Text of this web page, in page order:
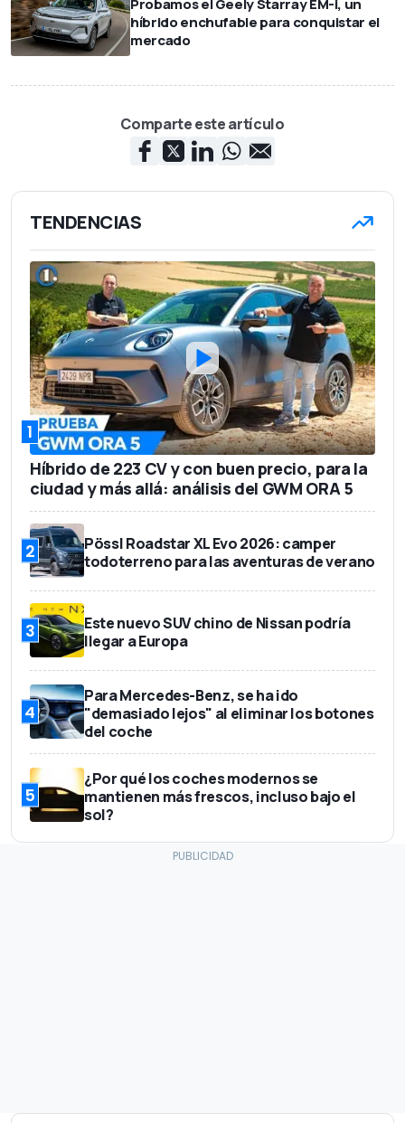
Probamos el Geely Starray EM-i, un
híbrido enchufable para conquistar el
mercado
Comparte este artículo
TENDENCIAS
1
Híbrido de 223 CV y con buen precio, para la
ciudad y más allá: análisis del GWM ORA 5
2
Pössl Roadstar XL Evo 2026: camper
todoterreno para las aventuras de verano
3
Este nuevo SUV chino de Nissan podría
llegar a Europa
4
Para Mercedes-Benz, se ha ido
"demasiado lejos" al eliminar los botones
del coche
5
¿Por qué los coches modernos se
mantienen más frescos, incluso bajo el
sol?